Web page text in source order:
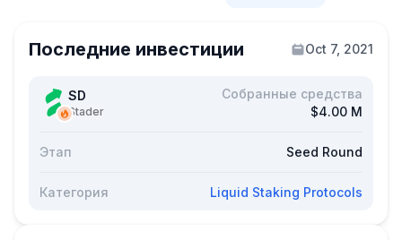
Последние инвестиции Oct 7, 2021
SD
Stader
Собранные средства
$4.00 M
Этап Seed Round
Категория Liquid Staking Protocols